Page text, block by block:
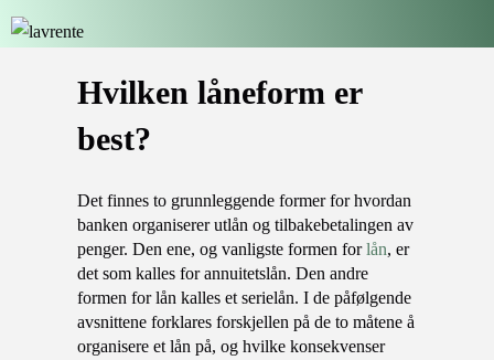
hvilken låneform er
best?
Det finnes to grunnleggende former for hvordan
banken organiserer utlån og tilbakebetalingen av
penger. Den ene, og vanligste formen forlån, er
det som kalles for annuitetslån. Den andre
formen for lån kalles et serielån. I de påfølgende
avsnittene forklares forskjellen på de to måtene å
organisere et lån på, og hvilke konsekvenser